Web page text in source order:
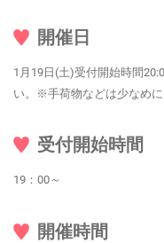
開催日
1月19日(土)受付開始時間
い。※手荷物などは少なめ
受付開始時間
19：00～
開催時間